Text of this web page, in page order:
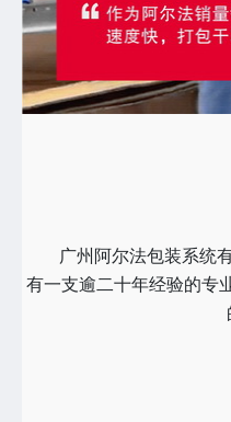
广州阿尔法包装系统有
有一支逾二十年经验的专